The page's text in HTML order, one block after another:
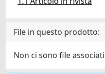
File in questo prodotto:
Non ci sono file